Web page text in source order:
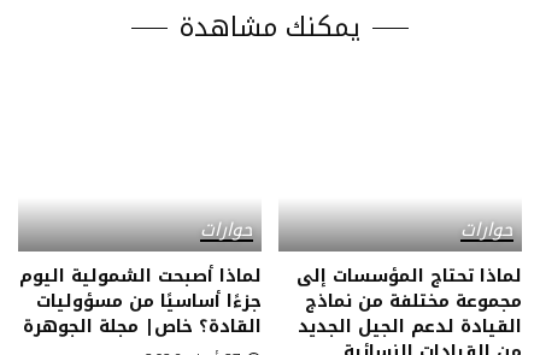
يمكنك مشاهدة
حوارات
لماذا تحتاج المؤسسات إلى
مجموعة مختلفة من نماذج
القيادة لدعم الجيل الجديد
حوارات
لماذا أصبحت الشمولية اليوم
جزءًا أساسيًا من مسؤوليات
القادة؟ خاص| مجلة الجوهرة